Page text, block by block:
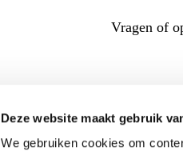
Deze website maakt gebruik
We gebruiken cookies om
Vragen of
Ja, Ik ga